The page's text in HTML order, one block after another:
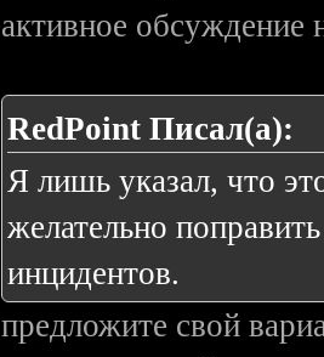
активное обсуждение
RedPoint Писал(а):
Я лишь указал, что
желательно
инцидентов.
предложите свой